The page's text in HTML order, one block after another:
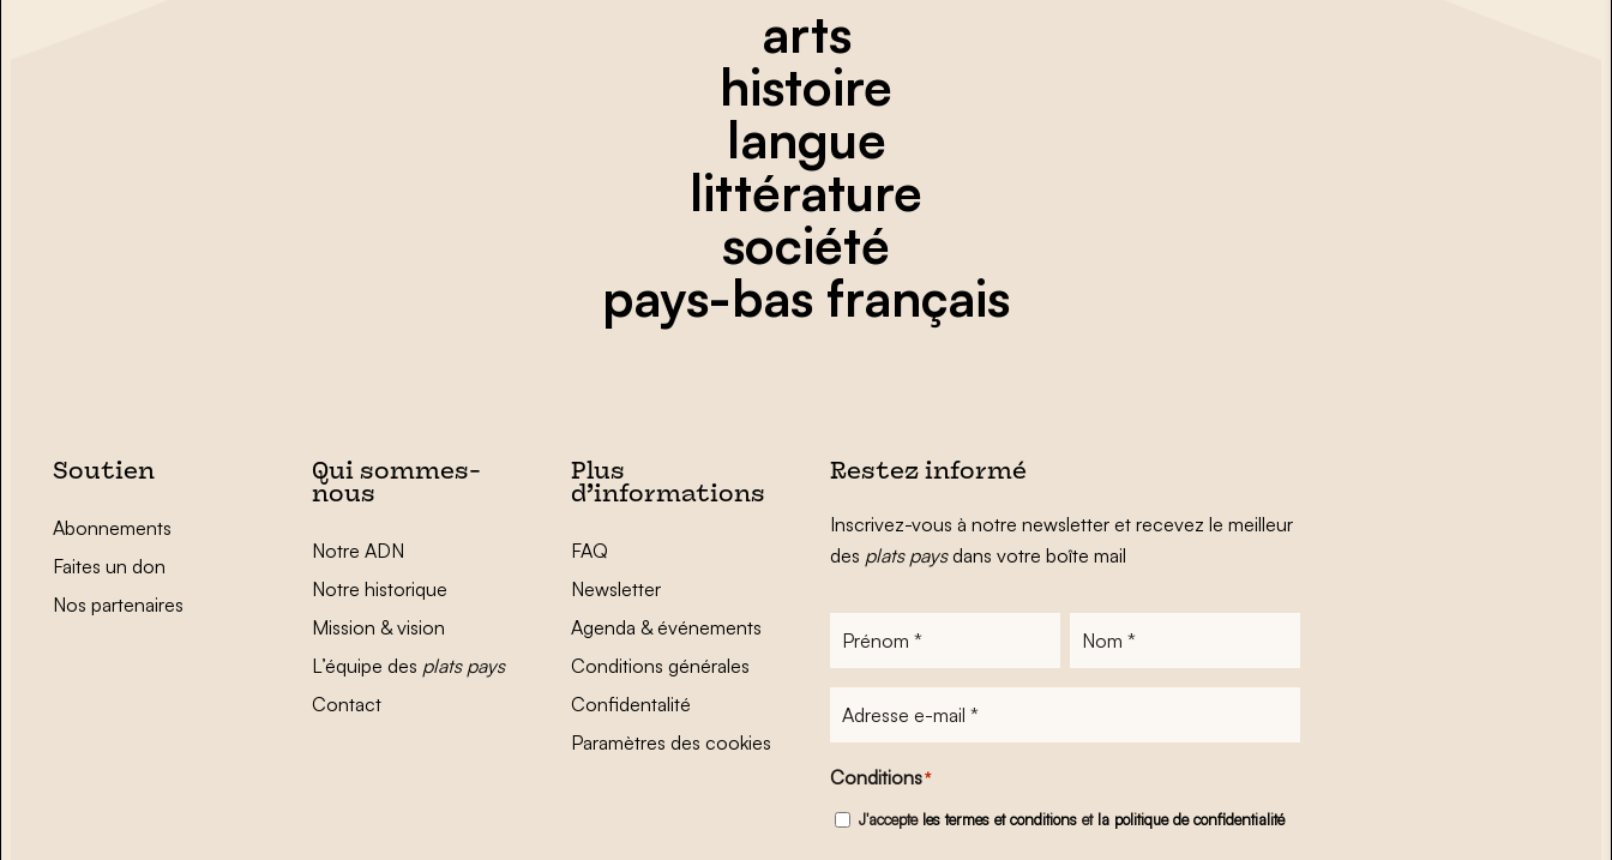
arts
histoire
langue
littérature
société
pays-bas français
Soutien
Abonnements
Faites un don
Nos partenaires
Qui sommes-
nous
Notre ADN
Notre historique
Mission & vision
L’équipe des plats pays
Contact
Plus
d’informations
FAQ
Newsletter
Agenda & événements
Conditions générales
Confidentalité
Paramètres des cookies
Restez informé
Inscrivez-vous à notre newsletter et recevez le meilleur
des plats paysdans votre boîte mail
mail
Conditions*
J'accepte les termes et conditionset la politique de confidentialité